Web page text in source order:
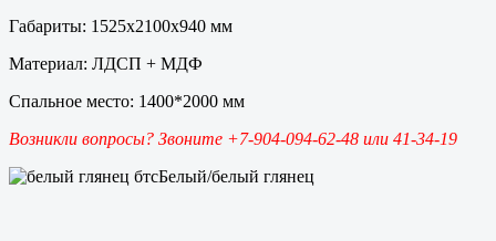
Габариты: 1525х2100х940 мм
Материал: ЛДСП + МДФ
Спальное место: 1400*2000 мм
Возникли вопросы? Звоните +7-904-094-62-48 или 41-34-19
Белый/белый глянец